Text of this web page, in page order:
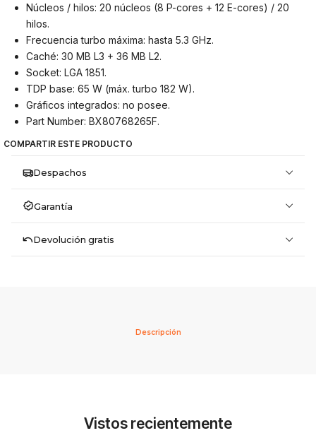
Núcleos / hilos: 20 núcleos (8 P-cores + 12 E-cores) / 20
hilos.
Frecuencia turbo máxima: hasta 5.3 GHz.
Caché: 30 MB L3 + 36 MB L2.
Socket: LGA 1851.
TDP base: 65 W (máx. turbo 182 W).
Gráficos integrados: no posee.
Part Number: BX80768265F.
COMPARTIR ESTE PRODUCTO
Despachos
Garantía
Devolución gratis
Descripción
Vistos recientemente